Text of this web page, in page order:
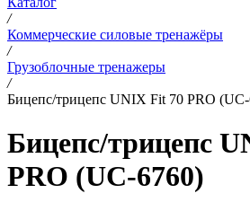
/
Коммерческие силовые тренажёры
/
Грузоблочные тренажеры
/
Бицепс/трицепс UNIX Fit 70 PRO
Бицепс/трицепс
PRO (UC-6760)